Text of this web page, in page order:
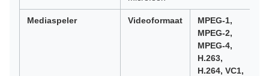
Mediaspeler Videoformaat
MPEG-1,
MPEG-2,
MPEG-4,
H.263,
H.264, VC1,